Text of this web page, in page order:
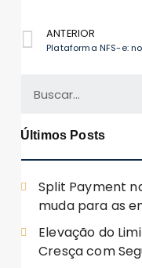
ANTERIOR
Últimos Posts
Split Payment
muda para as
Elevação do
Cresça com